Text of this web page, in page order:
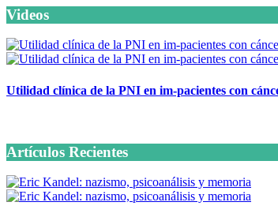
Videos
Utilidad clínica de la PNI en im-pacientes con
Artículos Recientes